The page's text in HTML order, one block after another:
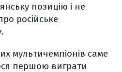
позицію і не
російське
мультичемпіонів саме
першою виграти